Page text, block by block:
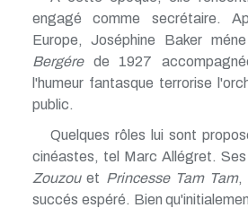
engagé comme secrétaire.
Europe, Joséphine Baker
Bergérede 1927
l'humeur fantasque terrorise
public.
Quelques rôles lui sont
cinéastes, tel Marc Allégret. Ses
Zouzouet Princesse Tam Tam,
succés espéré. Bien